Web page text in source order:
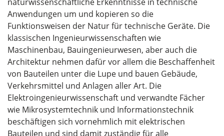
Anwendungen um und kopieren so die
Funktionsweisen der Natur für technische Geräte. Die
klassischen Ingenieurwissenschaften wie
Maschinenbau, Bauingenieurwesen, aber auch die
Architektur nehmen dafür vor allem die Beschaffenheit
von Bauteilen unter die Lupe und bauen Gebäude,
Verkehrsmittel und Anlagen aller Art. Die
Elektroingenieurwissenschaft und verwandte Fächer
wie Mikrosystemtechnik und Informationstechnik
beschäftigen sich vornehmlich mit elektrischen
Bauteilen und sind damit zuständig für alle